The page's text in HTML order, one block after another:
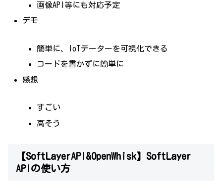
画像API等にも対応予定
デモ
簡単に、IoTデーターを可視化できる
コードを書かずに簡単に
感想
すごい
高そう
【SoftLayerAPI&OpenWhisk】SoftLayer
APIの使い方